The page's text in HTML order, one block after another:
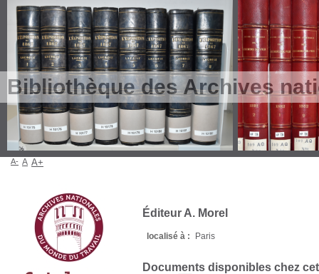
Bibliothèque des Archives
Éditeur A. Morel
localisé à : Paris
Documents disponibles chez
A- A A+